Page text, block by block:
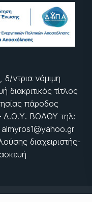
δ/ντρια νόμιμη
τίτλος
πάροδος
Δ.Ο.Υ. ΒΟΛΟΥ τηλ:
διαχειριστής-